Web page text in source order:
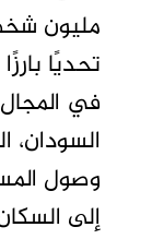
مليون
تحديًا
في
وصول
إلى